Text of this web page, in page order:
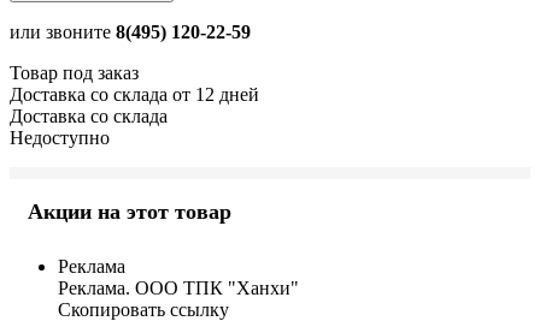
или звоните 8(495) 120-22-59
Товар под заказ
Доставка со склада от 12 дней
Доставка со склада
Недоступно
Акции на этот товар
Реклама
Реклама. ООО ТПК "Ханхи"
Скопировать ссылку